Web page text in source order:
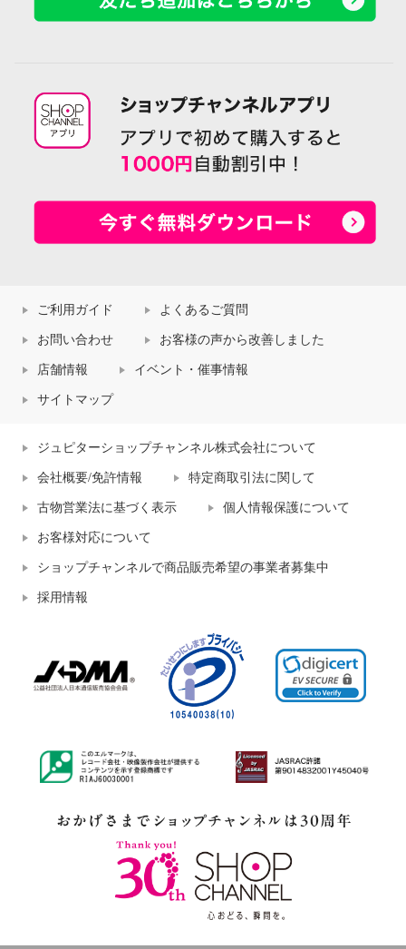
ご利用ガイド よくあるご質問
お問い合わせ お客様の声から改善しました
店舗情報 イベント・催事情報
サイトマップ
ジュピターショップチャンネル株式会社について
会社概要/免許情報 特定商取引法に関して
古物営業法に基づく表示 個人情報保護について
お客様対応について
ショップチャンネルで商品販売希望の事業者募集中
採用情報